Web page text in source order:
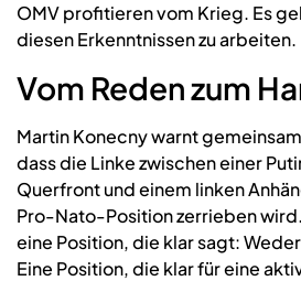
OMV profitieren vom Krieg. Es
diesen Erkenntnissen zu arbeiten.
Vom Reden zum
Martin Konecny warnt
dass die Linke zwischen einer
Querfront und einem linken
Pro-Nato-Position zerrieben
eine Position, die klar sagt:
Eine Position, die klar für eine